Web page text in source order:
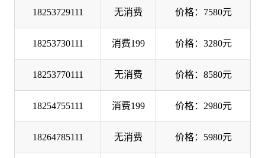
18253729111 无消费 价格：7580元
18253730111 消费199 价格：3280元
18253770111 无消费 价格：8580元
18254755111 消费199 价格：2980元
18264785111 无消费 价格：5980元